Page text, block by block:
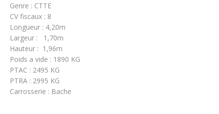
Genre : CTTE
CV fiscaux : 8
Longueur : 4,20m
Largeur : 1,70m
Hauteur : 1,96m
Poids a vide : 1890 KG
PTAC : 2495 KG
PTRA : 2995 KG
Carrosserie : Bache